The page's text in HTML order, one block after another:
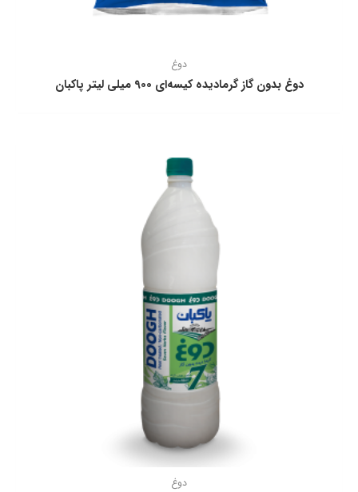
دوغ
دوغ بدون گاز گرماديده كيسه‌ای 900 ميلی ليتر پاكبان
دوغ